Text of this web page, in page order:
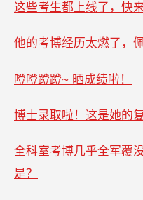
这些考生都上线了，快
他的考博经历太燃了，佩
噔噔蹬蹬~ 晒成绩啦！
博士录取啦！这是她的
全科室考博几乎全军覆
是？